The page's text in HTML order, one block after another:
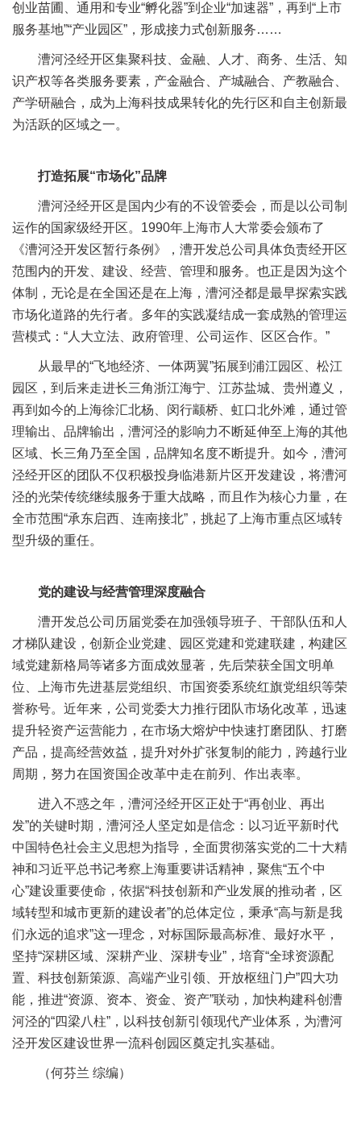
创业苗圃、通用和专业“孵化器”到企业“加速器”，再到“上市
服务基地”“产业园区”，形成接力式创新服务……
漕河泾经开区集聚科技、金融、人才、商务、生活、知
识产权等各类服务要素，产金融合、产城融合、产教融合、
产学研融合，成为上海科技成果转化的先行区和自主创新最
为活跃的区域之一。
打造拓展“市场化”品牌
漕河泾经开区是国内少有的不设管委会，而是以公司制
运作的国家级经开区。1990年上海市人大常委会颁布了
《漕河泾开发区暂行条例》，漕开发总公司具体负责经开区
范围内的开发、建设、经营、管理和服务。也正是因为这个
体制，无论是在全国还是在上海，漕河泾都是最早探索实践
市场化道路的先行者。多年的实践凝结成一套成熟的管理运
营模式：“人大立法、政府管理、公司运作、区区合作。”
从最早的“飞地经济、一体两翼”拓展到浦江园区、松江
园区，到后来走进长三角浙江海宁、江苏盐城、贵州遵义，
再到如今的上海徐汇北杨、闵行颛桥、虹口北外滩，通过管
理输出、品牌输出，漕河泾的影响力不断延伸至上海的其他
区域、长三角乃至全国，品牌知名度不断提升。如今，漕河
泾经开区的团队不仅积极投身临港新片区开发建设，将漕河
泾的光荣传统继续服务于重大战略，而且作为核心力量，在
全市范围“承东启西、连南接北”，挑起了上海市重点区域转
型升级的重任。
党的建设与经营管理深度融合
漕开发总公司历届党委在加强领导班子、干部队伍和人
才梯队建设，创新企业党建、园区党建和党建联建，构建区
域党建新格局等诸多方面成效显著，先后荣获全国文明单
位、上海市先进基层党组织、市国资委系统红旗党组织等荣
誉称号。近年来，公司党委大力推行团队市场化改革，迅速
提升轻资产运营能力，在市场大熔炉中快速打磨团队、打磨
产品，提高经营效益，提升对外扩张复制的能力，跨越行业
周期，努力在国资国企改革中走在前列、作出表率。
进入不惑之年，漕河泾经开区正处于“再创业、再出
发”的关键时期，漕河泾人坚定如是信念：以习近平新时代
中国特色社会主义思想为指导，全面贯彻落实党的二十大精
神和习近平总书记考察上海重要讲话精神，聚焦“五个中
心”建设重要使命，依据“科技创新和产业发展的推动者，区
域转型和城市更新的建设者”的总体定位，秉承“高与新是我
们永远的追求”这一理念，对标国际最高标准、最好水平，
坚持“深耕区域、深耕产业、深耕专业”，培育“全球资源配
置、科技创新策源、高端产业引领、开放枢纽门户”四大功
能，推进“资源、资本、资金、资产”联动，加快构建科创漕
河泾的“四梁八柱”，以科技创新引领现代产业体系，为漕河
泾开发区建设世界一流科创园区奠定扎实基础。
（何芬兰 综编）